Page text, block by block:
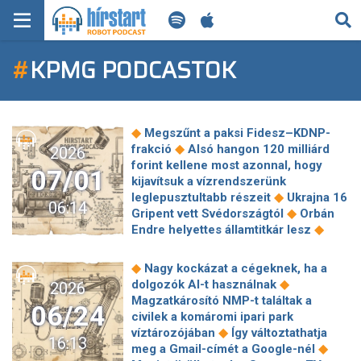
KERESÉS
KEZDŐLAP
FRISS HÍREK
TECH HÍREK
FILM-ZENE-SZÓRAKOZÁS
PLAYLIST
MI AZ A ROBOT PODCAST?
#KPMG PODCASTOK
2026
07/01
06:14
◆ Megszűnt a paksi Fidesz–KDNP-
frakció ◆ Alsó hangon 120 milliárd
forint kellene most azonnal, hogy
kijavítsuk a vízrendszerünk
leglepusztultabb részeit ◆ Ukrajna 16
Gripent vett Svédországtól ◆ Orbán
Endre helyettes államtitkár lesz ◆
Tisztítótűz helyett tiszás önégetés
Pénzeső zúdulhat a hazai
vállalkozásokra ◆Magyarországi
iskola a World’s Best School Prizes
top tízes mezőnyében◆ A GVH
szerint átverhette vevőit az Allegro
2026
06/24
16:13
◆ Nagy kockázat a cégeknek, ha a
dolgozók AI-t használnak ◆
Magzatkárosító NMP-t találtak a
civilek a komáromi ipari park
víztározójában ◆ Így változtathatja
meg a Gmail-címét a Google-nél ◆